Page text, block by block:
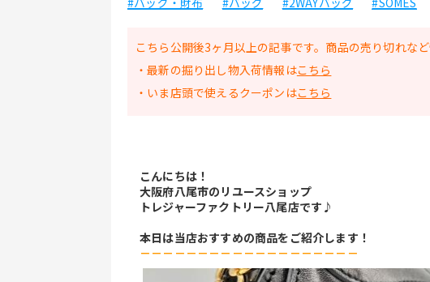
こちら公開後3ヶ月以上の記事です。商品の売り切れな
・最新の掘り出し物入荷情報はこちら
・いま店頭で使えるクーポンはこちら
こんにちは！
大阪府八尾市のリユースショップ
トレジャーファクトリー八尾店です♪
本日は当店おすすめの商品をご紹介します！
－－－－－－－－－－－－－－－－－－－